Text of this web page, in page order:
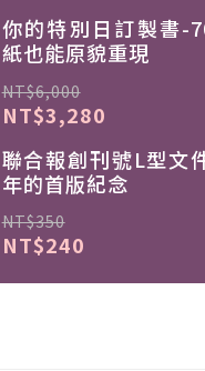
你的特別日訂製書-
紙也能原貌重現
NT$6,000
NT$3,280
聯合報創刊號L型文
年的首版紀念
NT$350
NT$240